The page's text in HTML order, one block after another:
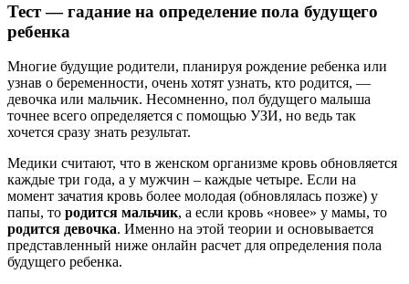
Тест — гадание на определение пола будущего
ребенка
Многие будущие родители, планируя рождение ребенка или
узнав о беременности, очень хотят узнать, кто родится, —
девочка или мальчик. Несомненно, пол будущего малыша
точнее всего определяется с помощью УЗИ, но ведь так
хочется сразу знать результат.
Медики считают, что в женском организме кровь обновляется
каждые три года, а у мужчин – каждые четыре. Если на
момент зачатия кровь более молодая (обновлялась позже) у
папы, то родится мальчик, а если кровь «новее» у мамы, то
родится девочка. Именно на этой теории и основывается
представленный ниже онлайн расчет для определения пола
будущего ребенка.